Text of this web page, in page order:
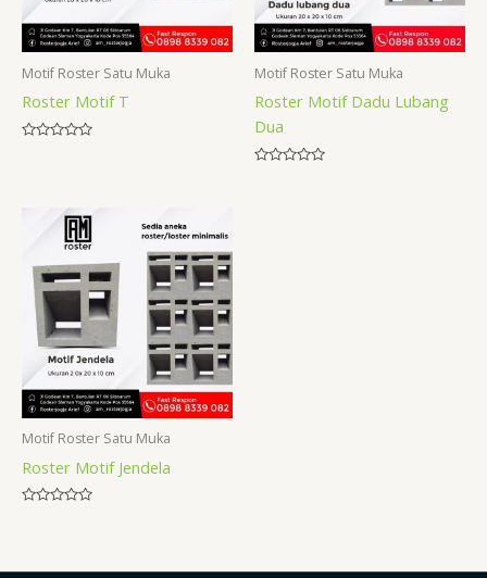
Motif Roster Satu Muka
Roster Motif T
Motif Roster Satu Muka
Roster Motif Dadu Lubang
Dua
Motif Roster Satu Muka
Roster Motif Jendela